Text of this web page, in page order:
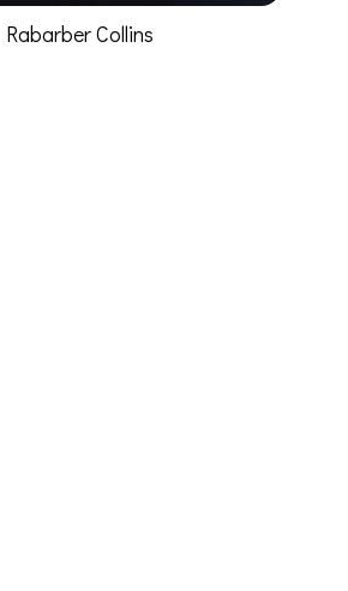
Rabarber Collins